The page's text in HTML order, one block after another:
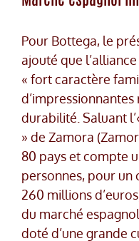
Pour Bottega, le
ajouté que
« fort caractère
durabilité. Saluant
» de Zamora
80 pays et compte
personnes, pour un
260 millions
du marché
doté d’une grande